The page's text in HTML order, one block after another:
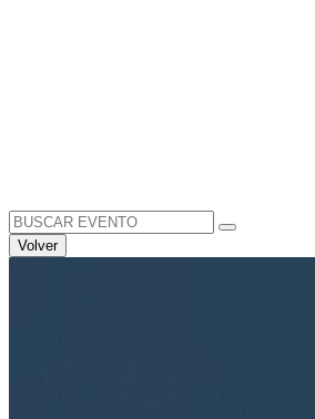
Search
for:
Volver